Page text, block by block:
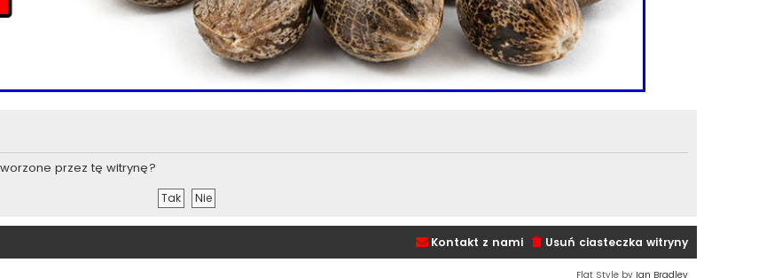
przez tę witrynę?
Usuń ciasteczka witryny
Kontakt z nami
Flat Style by Ian Bradley